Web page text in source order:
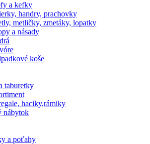
a kefky
handry, prachovky
metličky, zmetáky, lopatky
a násady
koše
taburetky
haciky,rámiky
nábytok
a poťahy